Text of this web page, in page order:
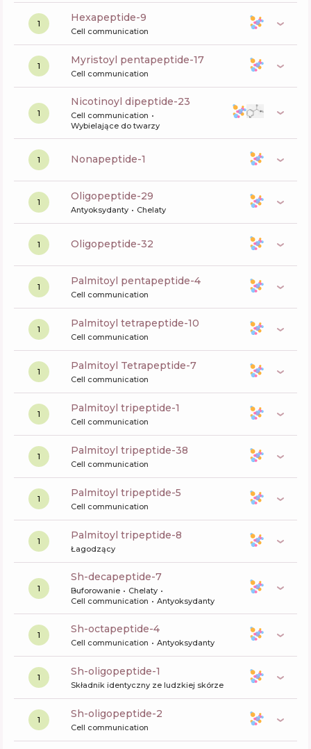
1 hexapeptide-9
Cell communication
1 myristoyl pentapeptide-17
Cell communication
1
nicotinoyl dipeptide-23
Cell communication
Wybielające do twarzy
1 nonapeptide-1
1 oligopeptide-29
Antyoksydanty Chelaty
1 oligopeptide-32
1 palmitoyl pentapeptide-4
Cell communication
1 palmitoyl tetrapeptide-10
Cell communication
1 Palmitoyl Tetrapeptide-7
Cell communication
1 palmitoyl tripeptide-1
Cell communication
1 palmitoyl tripeptide-38
Cell communication
1 palmitoyl tripeptide-5
Cell communication
1 palmitoyl tripeptide-8
Łagodzący
1
sh-decapeptide-7
Buforowanie
Chelaty
Cell communication
Antyoksydanty
1 sh-octapeptide-4
Cell communication Antyoksydanty
1 sh-oligopeptide-1
Składnik identyczny ze ludzkiej skórze
1 sh-oligopeptide-2
Cell communication